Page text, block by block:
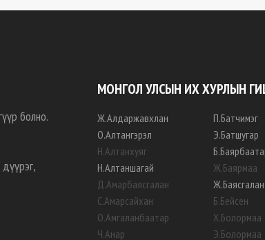
болно.
МОНГОЛ УЛСЫН ИХ ХУРЛЫН
Ж.Алдаржавхлан
О.Алтангэрэл
Н.Алтанхуяг
Н.Алтаншагай
Д.Амарбаясгалан
С.Амарсайхан
О.Амгаланбаатар
Ч.Анар
П.Батчимэг
Э.Батшугар
Б.
Ж.Баярмаа
Ж.Баясгалан
Б.Бейсен
Х.Болормаа
Э.Болормаа